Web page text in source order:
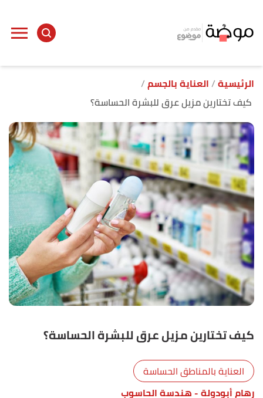
الرئيسية العناية بالجسم
كيف تختارين مزيل عرق للبشرة الحساسة؟
كيف تختارين مزيل عرق للبشرة الحساسة؟
العناية بالمناطق الحساسة
رهام أبودولة- هندسة الحاسوب